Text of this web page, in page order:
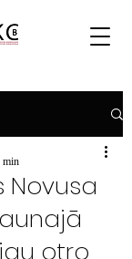
Novusa
otro
min